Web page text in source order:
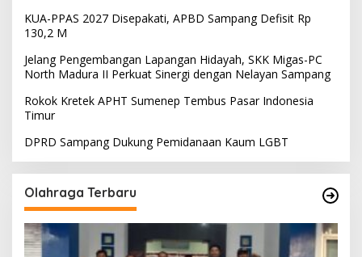
KUA-PPAS 2027 Disepakati, APBD Sampang Defisit Rp
130,2 M
Jelang Pengembangan Lapangan Hidayah, SKK Migas-PC
North Madura II Perkuat Sinergi dengan Nelayan Sampang
Rokok Kretek APHT Sumenep Tembus Pasar Indonesia
Timur
DPRD Sampang Dukung Pemidanaan Kaum LGBT
Olahraga Terbaru